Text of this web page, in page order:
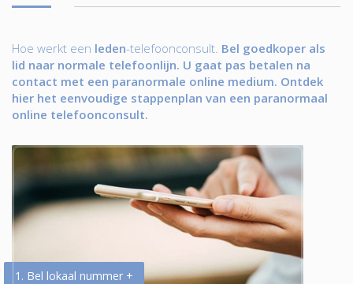
Hoe werkt een leden-telefoonconsult. Bel goedkoper als
lid naar normale telefoonlijn. U gaat pas betalen na
contact met een paranormale online medium. Ontdek
hier het eenvoudige stappenplan van een paranormaal
online telefoonconsult.
1. Bel lokaal nummer +